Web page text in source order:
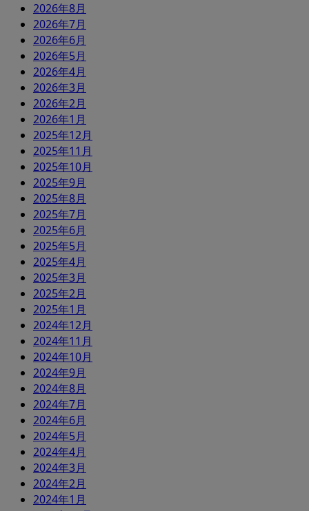
2026年8月
2026年7月
2026年6月
2026年5月
2026年4月
2026年3月
2026年2月
2026年1月
2025年12月
2025年11月
2025年10月
2025年9月
2025年8月
2025年7月
2025年6月
2025年5月
2025年4月
2025年3月
2025年2月
2025年1月
2024年12月
2024年11月
2024年10月
2024年9月
2024年8月
2024年7月
2024年6月
2024年5月
2024年4月
2024年3月
2024年2月
2024年1月